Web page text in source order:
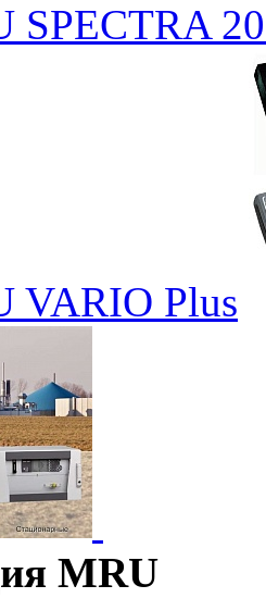
SPECTRA
VARIO Plus
MRU